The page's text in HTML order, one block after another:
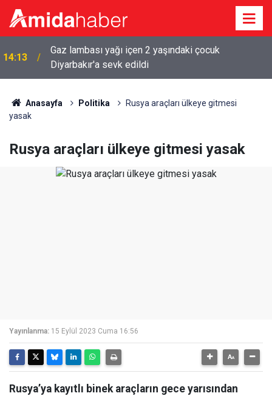
14:13
Gaz lambası yağı içen 2 yaşındaki çocuk
Diyarbakır'a sevk edildi
Anasayfa Politika
Rusya araçları ülkeye gitmesi
yasak
Rusya araçları ülkeye gitmesi yasak
Yayınlanma: 15 Eylül 2023 Cuma 16:56
Rusya’ya kayıtlı binek araçların gece yarısından